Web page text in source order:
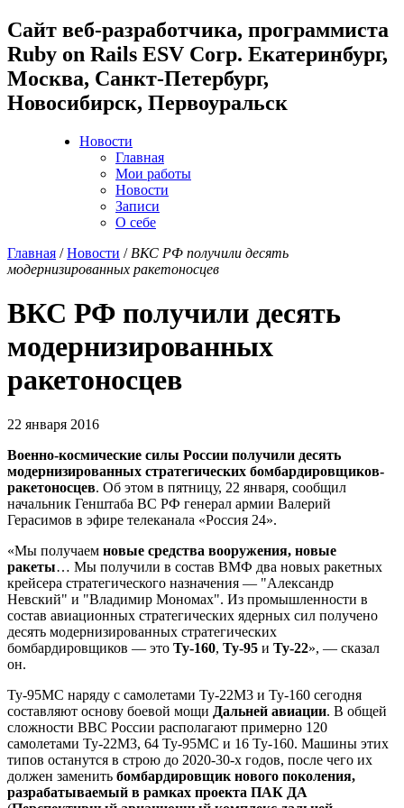
Cайт веб-разработчика, программиста
Ruby on Rails ESV Corp. Екатеринбург,
Москва, Санкт-Петербург,
Новосибирск, Первоуральск
Новости
Главная
Мои работы
Новости
Записи
О себе
Главная /Новости / ВКС РФ получили десять
модернизированных ракетоносцев
ВКС РФ получили десять
модернизированных
ракетоносцев
22 января 2016
Военно-космические силы России получили десять
модернизированных стратегических бомбардировщиков-
ракетоносцев. Об этом в пятницу, 22 января, сообщил
начальник Генштаба ВС РФ генерал армии Валерий
Герасимов в эфире телеканала «Россия 24».
«Мы получаем новые средства вооружения, новые
ракеты… Мы получили в состав ВМФ два новых ракетных
крейсера стратегического назначения — "Александр
Невский" и "Владимир Мономах". Из промышленности в
состав авиационных стратегических ядерных сил получено
десять модернизированных стратегических
бомбардировщиков — это Ту-160, Ту-95 и Ту-22», — сказал
он.
Ту-95МС наряду с самолетами Ту-22М3 и Ту-160 сегодня
составляют основу боевой мощи Дальней авиации. В общей
сложности ВВС России располагают примерно 120
самолетами Ту-22М3, 64 Ту-95МС и 16 Ту-160. Машины этих
типов останутся в строю до 2020-30-х годов, после чего их
должен заменить бомбардировщик нового поколения,
разрабатываемый в рамках проекта ПАК ДА